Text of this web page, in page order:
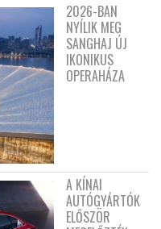
2026-BAN
NYÍLIK MEG
SANGHAJ ÚJ
IKONIKUS
OPERAHÁZA
A KÍNAI
AUTÓGYÁRTÓK
ELŐSZÖR